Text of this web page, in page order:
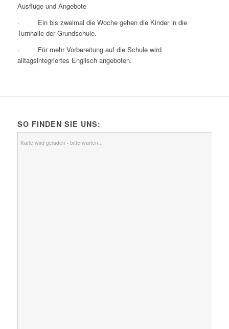
Ausflüge und Angebote
· Ein bis zweimal die Woche gehen die Kinder in die
Turnhalle der Grundschule.
· Für mehr Vorbereitung auf die Schule wird
alltagsintegriertes Englisch angeboten.
SO FINDEN SIE UNS:
Karte wird geladen - bitte warten...